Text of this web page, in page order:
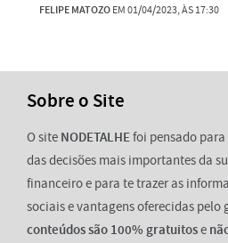
FELIPE MATOZOEM 01/04/2023, ÀS 17:30
Sobre o Site
O site NODETALHEfoi pensado
das decisões mais importantes da
financeiro e para te trazer as
sociais e vantagens oferecidas pelo
conteúdos são 100% gratuitose